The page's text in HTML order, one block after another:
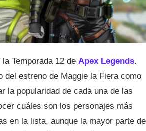
Temporada 12 de Apex Legends.
del estreno de Maggie la Fiera como
la popularidad de cada una de las
cuáles son los personajes más
en la lista, aunque la mayor parte de